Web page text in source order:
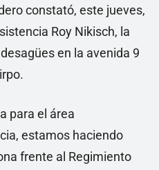
constató, este jueves,
Roy Nikisch, la
en la avenida 9
para el área
estamos haciendo
frente al Regimiento